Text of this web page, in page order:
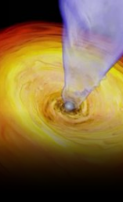
Raport